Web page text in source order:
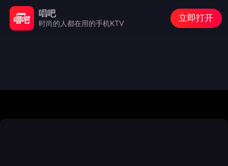
唱吧
时尚的人都在用的手机KTV
立即打开